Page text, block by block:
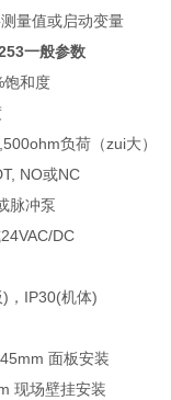
量值或启动变量
一般参数
饱和度
负荷（zui大）
NO或NC
脉冲泵
DC
，IP30(机体)
面板安装
现场壁挂安装